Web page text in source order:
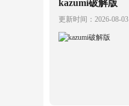
kazumi破解版
更新时间：2026-08-03